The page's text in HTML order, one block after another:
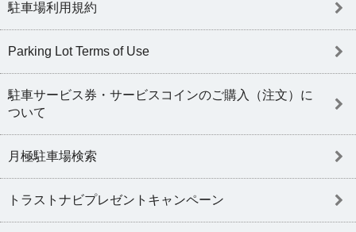
駐車場利用規約
Parking Lot Terms of Use
駐車サービス券・サービスコインのご購入（注文）に
ついて
月極駐車場検索
トラストナビプレゼントキャンペーン